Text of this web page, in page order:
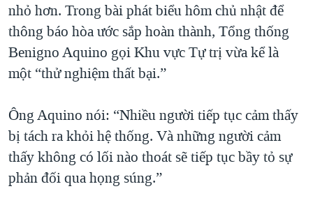
nhỏ hơn. Trong bài phát biểu hôm chủ nhật để
thông báo hòa ước sắp hoàn thành, Tổng thống
Benigno Aquino gọi Khu vực Tự trị vừa kể là
một “thử nghiệm thất bại.”
Ông Aquino nói: “Nhiều người tiếp tục cảm thấy
bị tách ra khỏi hệ thống. Và những người cảm
thấy không có lối nào thoát sẽ tiếp tục bầy tỏ sự
phản đối qua họng súng.”